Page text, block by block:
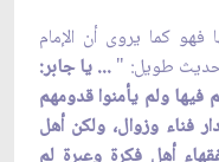
فهو كما يروى أن الإمام
حديث طويل: "... يا جابر:
فيها ولم يأمنوا قدومهم
دار فناء وزوال، ولكن أهل